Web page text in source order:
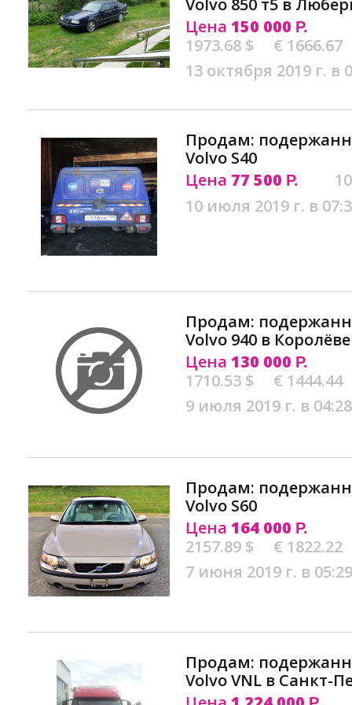
Volvo 850 т5 в
Цена 150 000 Р.
1973.68 $
€ 1666.67
13 октября 2019 г. в
Продам:
Volvo S40
Цена 77 500 Р.
10 июля 2019 г. в
Продам:
Volvo 940 в Королёве
Цена 130 000 Р.
1710.53 $
€ 1444.44
9 июля 2019 г. в 04:28
Продам:
Volvo S60
Цена 164 000 Р.
2157.89 $
€ 1822.22
7 июня 2019 г. в 05:29
Продам:
Volvo VNL в Санкт-